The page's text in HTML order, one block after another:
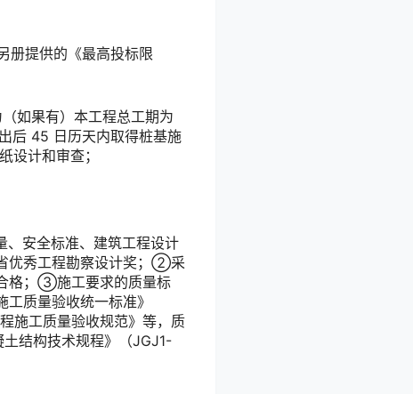
册提供的《最高投标限
如果有）本工程总工期为
后 45 日历天内取得桩基施
设计和审查；
安全标准、建筑工程设计
优秀工程勘察设计奖；②采
格；③施工要求的质量标
质量验收统一标准》
施工质量验收规范》等，质
结构技术规程》（JGJ1-